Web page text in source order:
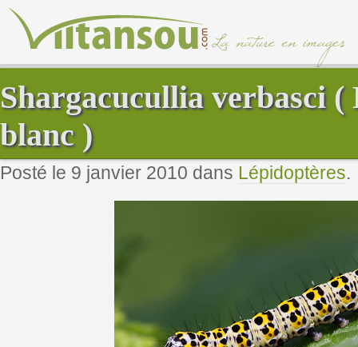
Shargacucullia verbasci
blanc )
Posté le 9 janvier 2010 dans Lépidoptères.